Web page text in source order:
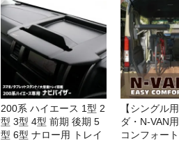
200系 ハイエース 1型 2
型 3型 4型 前期 後期 5
型 6型 ナロー用 トレイ
【シングル
ダ・N-VAN
コンフォー